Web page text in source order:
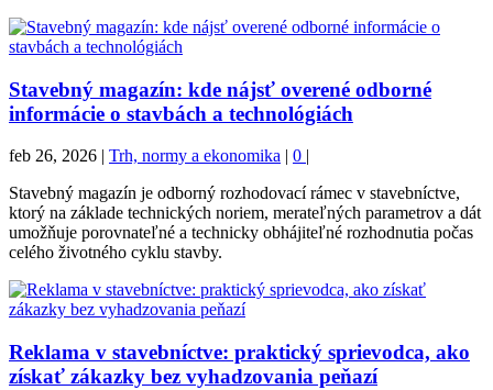
Stavebný magazín: kde nájsť overené odborné
informácie o stavbách a technológiách
feb 26, 2026 | Trh, normy a ekonomika | 0 |
Stavebný magazín je odborný rozhodovací rámec v stavebníctve,
ktorý na základe technických noriem, merateľných parametrov a dát
umožňuje porovnateľné a technicky obhájiteľné rozhodnutia počas
celého životného cyklu stavby.
Reklama v stavebníctve: praktický sprievodca, ako
získať zákazky bez vyhadzovania peňazí